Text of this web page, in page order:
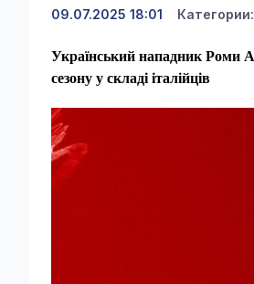
09.07.2025 18:01 Категории:
Український нападник Роми
сезону у складі італійців